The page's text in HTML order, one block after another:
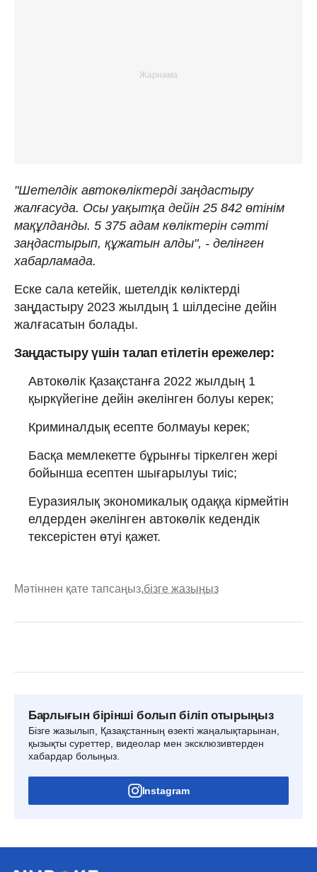
"Шетелдік автокөліктерді заңдастыру
жалғасуда. Осы уақытқа дейін 25 842 өтінім
мақұлданды. 5 375 адам көліктерін сәтті
заңдастырып, құжатын алды", - делінген
хабарламада.
Еске сала кетейік, шетелдік көліктерді
заңдастыру 2023 жылдың 1 шілдесіне дейін
жалғасатын болады.
Заңдастыру үшін талап етілетін ережелер:
Автокөлік Қазақстанға 2022 жылдың 1
қыркүйегіне дейін әкелінген болуы керек;
Криминалдық есепте болмауы керек;
Басқа мемлекетте бұрынғы тіркелген жері
бойынша есептен шығарылуы тиіс;
Еуразиялық экономикалық одаққа кірмейтін
елдерден әкелінген автокөлік кедендік
тексерістен өтуі қажет.
Мәтіннен қате тапсаңыз,бізге жазыңыз
Барлығын бірінші болып біліп отырыңыз
Бізге жазылып, Қазақстанның өзекті жаңалықтарынан,
қызықты суреттер, видеолар мен эксклюзивтерден
хабардар болыңыз.
Instagram